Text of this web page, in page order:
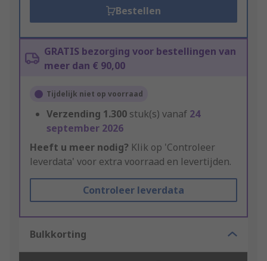
Bestellen
GRATIS bezorging voor bestellingen van
meer dan € 90,00
Tijdelijk niet op voorraad
Verzending 1.300 stuk(s) vanaf 24
september 2026
Heeft u meer nodig? Klik op 'Controleer
leverdata' voor extra voorraad en levertijden.
Controleer leverdata
Bulkkorting